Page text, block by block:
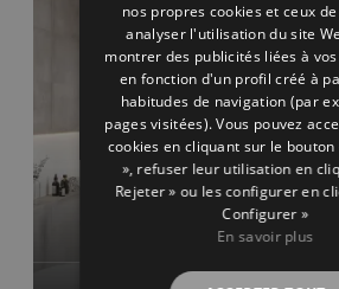
nos propres cookies et ceux
analyser l'utilisation du site
montrer des publicités liées à
en fonction d'un profil créé à
habitudes de navigation (par
pages visitées). Vous pouvez
cookies en cliquant sur le bouton
», refuser leur utilisation en
Rejeter » ou les configurer en
Configurer »
En savoir plus